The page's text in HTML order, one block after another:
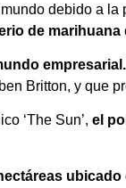
debido a
de
Britton, y que
‘The Sun’, el